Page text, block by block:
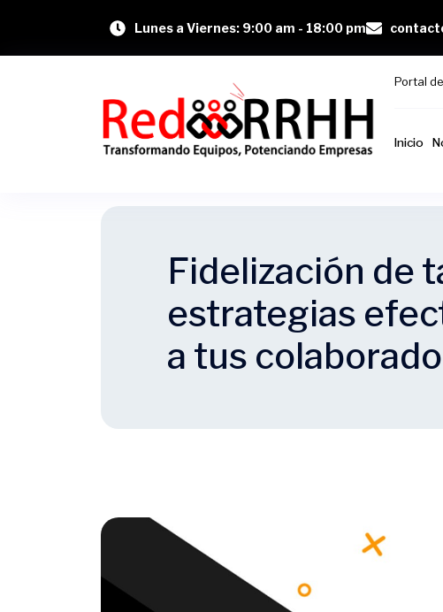
Lunes a Viernes: 9:00 am - 18:00 pm
Portal
Inicio
Fidelización de
estrategias
a tus